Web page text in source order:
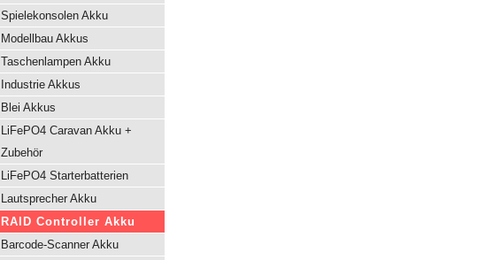
Spielekonsolen Akku
Modellbau Akkus
Taschenlampen Akku
Industrie Akkus
Blei Akkus
LiFePO4 Caravan Akku +
Zubehör
LiFePO4 Starterbatterien
Lautsprecher Akku
RAID Controller Akku
Barcode-Scanner Akku